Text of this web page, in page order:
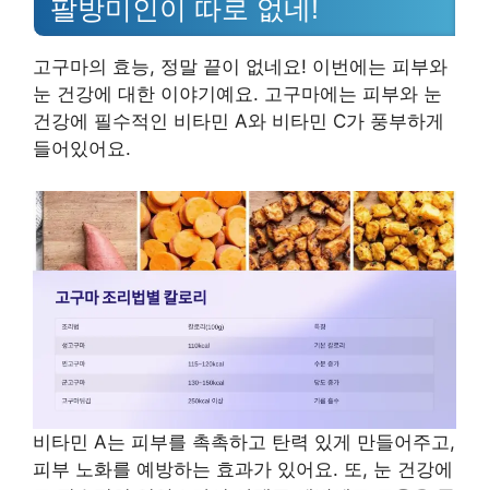
팔방미인이 따로 없네!
고구마의 효능, 정말 끝이 없네요! 이번에는 피부와
눈 건강에 대한 이야기예요. 고구마에는 피부와 눈
건강에 필수적인 비타민 A와 비타민 C가 풍부하게
들어있어요.
비타민 A는 피부를 촉촉하고 탄력 있게 만들어주고,
피부 노화를 예방하는 효과가 있어요. 또, 눈 건강에